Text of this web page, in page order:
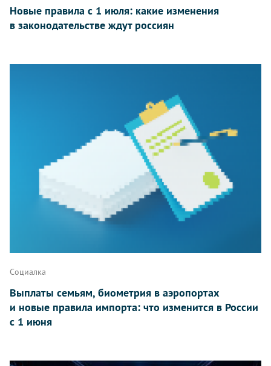
Новые правила с 1 июля: какие изменения
в законодательстве ждут россиян
Социалка
Выплаты семьям, биометрия в аэропортах
и новые правила импорта: что изменится в России
с 1 июня